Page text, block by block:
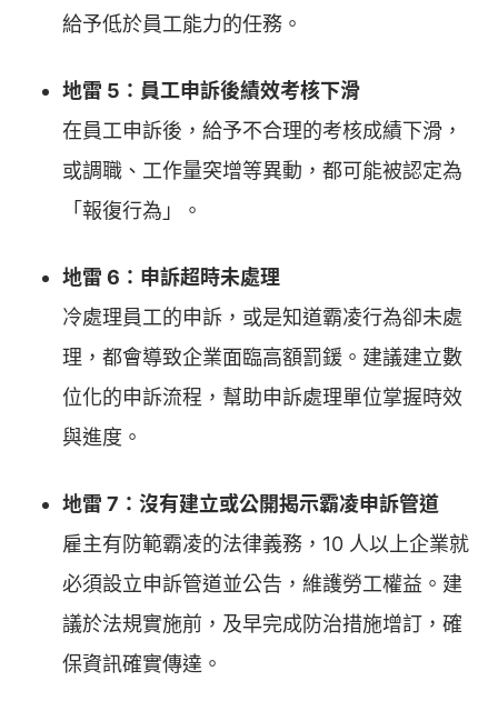
給予低於員工能力的任務。
地雷 5：員工申訴後績效考核下滑
在員工申訴後，給予不合理的考核成績下滑，
或調職、工作量突增等異動，都可能被認定為
「報復行為」。
地雷 6：申訴超時未處理
冷處理員工的申訴，或是知道霸凌行為卻未處
理，都會導致企業面臨高額罰鍰。建議建立數
位化的申訴流程，幫助申訴處理單位掌握時效
與進度。
地雷 7：沒有建立或公開揭示霸凌申訴管道
雇主有防範霸凌的法律義務，10 人以上企業就
必須設立申訴管道並公告，維護勞工權益。建
議於法規實施前，及早完成防治措施增訂，確
保資訊確實傳達。